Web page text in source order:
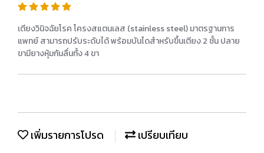
เตียงวินิจฉัยโรค โครงสแตนเลส (stainless steel) มาตรฐานการ
แพทย์ สามารถปรับระดับได้ พร้อมบันไดสำหรับขึ้นเตียง 2 ชั้น ปลาย
ขามียางหุ้มกันลื่นทั้ง 4 ขา
เพิ่มรายการโปรด เปรียบเทียบ